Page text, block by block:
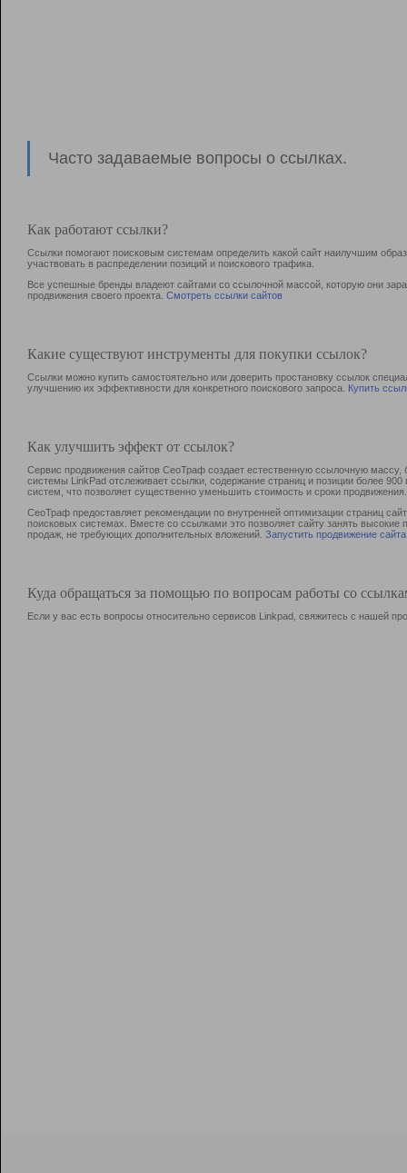
Часто задаваемые вопросы о ссылках.
Как работают ссылки?
Ссылки помогают поисковым системам определить какой сайт наилучшим
участвовать в раcпределении позиций и поискового трафика.
Все успешные бренды владеют сайтами со ссылочной массой, которую они
продвижения своего проекта. Смотреть ссылки сайтов
Какие существуют инструменты для покупки ссылок?
Ссылки можно купить самостоятельно или доверить простановку ссылок
улучшению их эффективности для конкретного поискового запроса. Купить
Как улучшить эффект от ссылок?
Сервис продвижения сайтов СеоТраф создает естественную ссылочную
системы LinkPad отслеживает ссылки, содержание страниц и позиции более
систем, что позволяет существенно уменьшить стоимость и сроки продвижения.
СеоТраф предоставляет рекомендации по внутренней оптимизации страниц
поисковых системах. Вместе со ссылками это позволяет сайту занять
продаж, не требующих дополнительных вложений. Запустить продвижение сайта
Куда обращаться за помощью по вопросам работы со
Если у вас есть вопросы относительно сервисов Linkpad, свяжитесь с нашей